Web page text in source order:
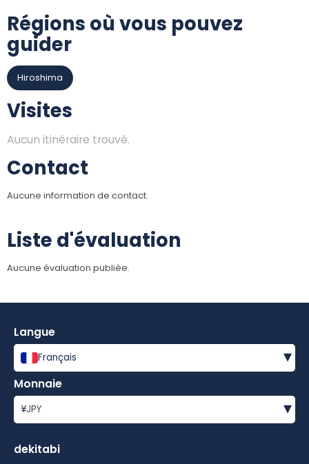
Régions où vous pouvez
guider
Hiroshima
Visites
Aucun itinéraire trouvé.
Contact
Aucune information de contact.
Liste d'évaluation
Aucune évaluation publiée.
Langue
Français ▾
Monnaie
¥JPY ▾
dekitabi